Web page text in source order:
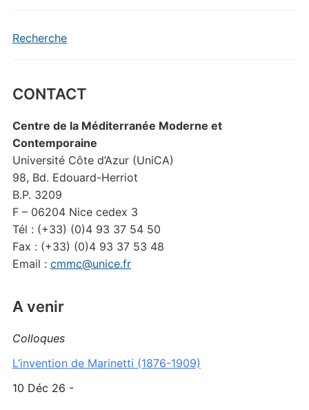
Recherche
CONTACT
Centre de la Méditerranée Moderne et
Contemporaine
Université Côte d’Azur (UniCA)
98, Bd. Edouard-Herriot
B.P. 3209
F – 06204 Nice cedex 3
Tél : (+33) (0)4 93 37 54 50
Fax : (+33) (0)4 93 37 53 48
Email : cmmc@unice.fr
A venir
Colloques
L’invention de Marinetti (1876-1909)
10 Déc 26 -